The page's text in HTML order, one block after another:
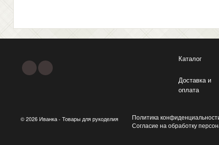
Каталог
Доставка и
оплата
© 2026 Иванка - Товары для рукоделия
Политика
Согласие на обработку